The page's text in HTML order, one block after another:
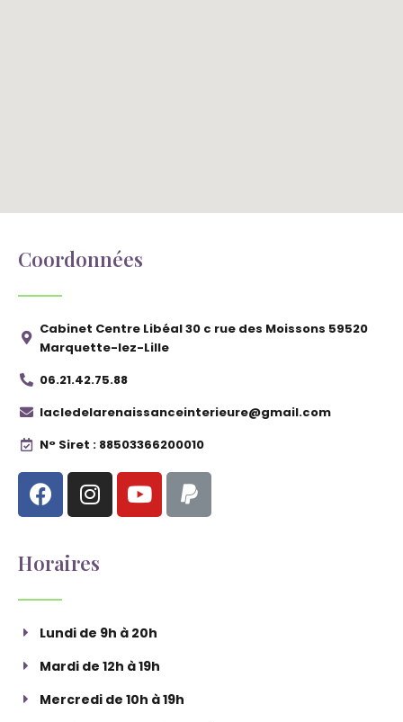
Coordonnées
Cabinet Centre Libéal 30 c rue des Moissons 59520
Marquette-lez-Lille
06.21.42.75.88
lacledelarenaissanceinterieure@gmail.com
N° Siret : 88503366200010
Horaires
Lundi de 9h à 20h
Mardi de 12h à 19h
Mercredi de 10h à 19h